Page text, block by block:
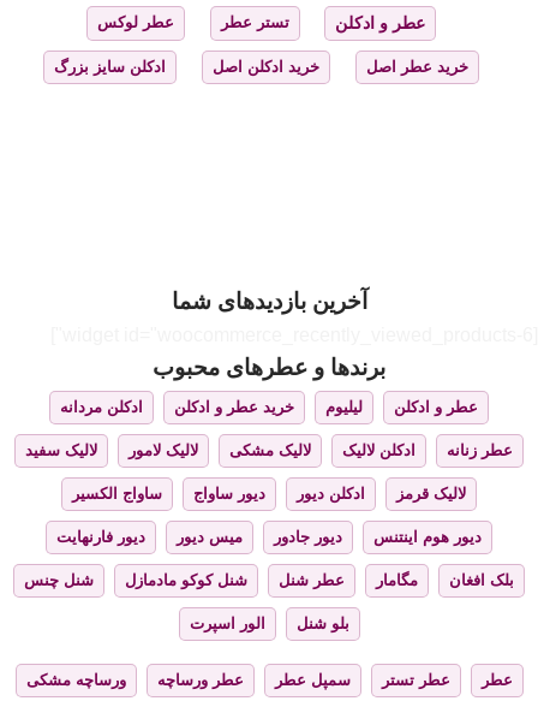
عطر و ادکلن تستر عطر عطر لوکس
خرید عطر اصل خرید ادکلن اصل ادکلن سایز بزرگ
آخرین بازدیدهای شما
برندها و عطرهای محبوب
عطر و ادکلن لیلیوم خرید عطر و ادکلن ادکلن مردانه
عطر زنانه ادکلن لالیک لالیک مشکی لالیک لامور لالیک سفید
لالیک قرمز ادکلن دیور دیور ساواج ساواج الکسیر
دیور هوم اینتنس دیور جادور میس دیور دیور فارنهایت
بلک افغان مگامار عطر شنل شنل کوکو مادمازل شنل چنس
بلو شنل الور اسپرت
عطر عطر تستر سمپل عطر عطر ورساچه ورساچه مشکی